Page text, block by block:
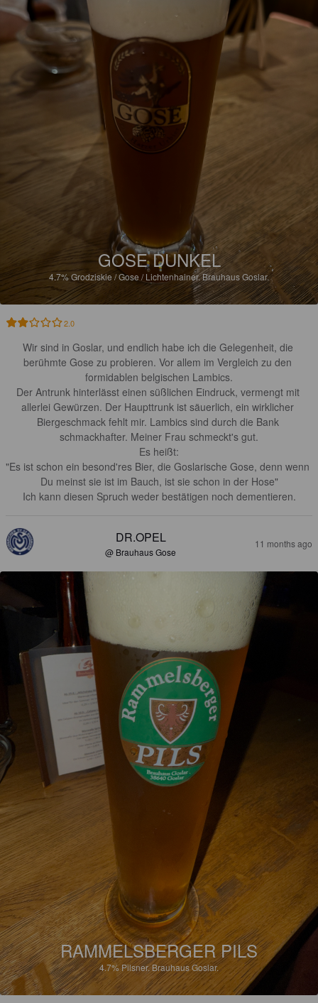
GOSE DUNKEL
4.7%Grodziskie / Gose / Lichtenhainer.Brauhaus Goslar.
2.0
Wir sind in Goslar, und endlich habe ich die Gelegenheit, die
berühmte Gose zu probieren. Vor allem im Vergleich zu den
formidablen belgischen Lambics.
Der Antrunk hinterlässt einen süßlichen Eindruck, vermengt mit
allerlei Gewürzen. Der Haupttrunk ist säuerlich, ein wirklicher
Biergeschmack fehlt mir. Lambics sind durch die Bank
schmackhafter. Meiner Frau schmeckt's gut.
Es heißt:
"Es ist schon ein besond'res Bier, die Goslarische Gose, denn wenn
Du meinst sie ist im Bauch, ist sie schon in der Hose"
Ich kann diesen Spruch weder bestätigen noch dementieren.
DR.OPEL
@ Brauhaus Gose
11 months ago
RAMMELSBERGER PILS
4.7% Pilsner.Brauhaus Goslar.